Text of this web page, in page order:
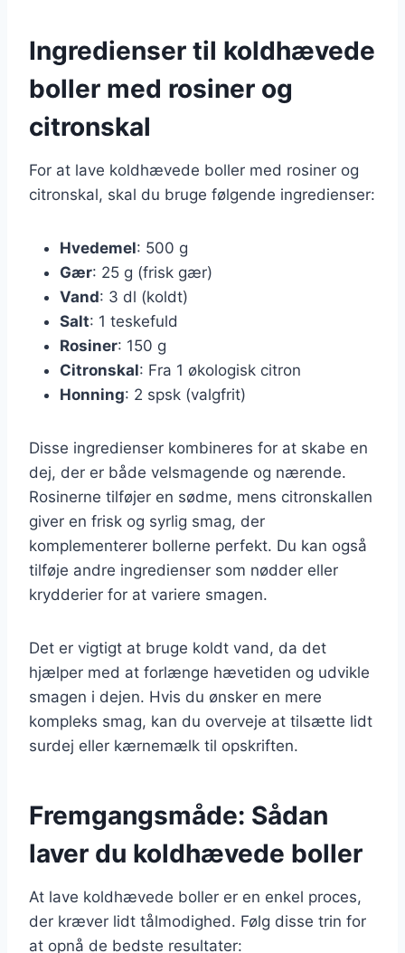
Ingredienser til koldhævede
boller med rosiner og
citronskal
For at lave koldhævede boller med rosiner og
citronskal, skal du bruge følgende ingredienser:
Hvedemel: 500 g
Gær: 25 g (frisk gær)
Vand: 3 dl (koldt)
Salt: 1 teskefuld
Rosiner: 150 g
Citronskal: Fra 1 økologisk citron
Honning: 2 spsk (valgfrit)
Disse ingredienser kombineres for at skabe en
dej, der er både velsmagende og nærende.
Rosinerne tilføjer en sødme, mens citronskallen
giver en frisk og syrlig smag, der
komplementerer bollerne perfekt. Du kan også
tilføje andre ingredienser som nødder eller
krydderier for at variere smagen.
Det er vigtigt at bruge koldt vand, da det
hjælper med at forlænge hævetiden og udvikle
smagen i dejen. Hvis du ønsker en mere
kompleks smag, kan du overveje at tilsætte lidt
surdej eller kærnemælk til opskriften.
Fremgangsmåde: Sådan
laver du koldhævede boller
At lave koldhævede boller er en enkel proces,
der kræver lidt tålmodighed. Følg disse trin for
at opnå de bedste resultater: